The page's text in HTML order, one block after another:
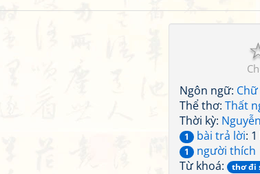
Ngôn ngữ:
Thể thơ: Thất
Thời kỳ: Nguyễn
1 bài trả lời:
1
người thích
Từ khoá:
thơ đi